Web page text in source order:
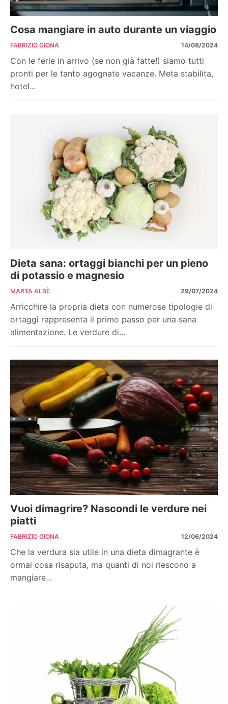
Cosa mangiare in auto durante un viaggio
FABRIZIO GIONA 14/08/2024
Con le ferie in arrivo (se non già fatte!) siamo tutti
pronti per le tanto agognate vacanze. Meta stabilita,
hotel...
Dieta sana: ortaggi bianchi per un pieno
di potassio e magnesio
MARTA ALBÈ 29/07/2024
Arricchire la propria dieta con numerose tipologie di
ortaggi rappresenta il primo passo per una sana
alimentazione. Le verdure di...
Vuoi dimagrire? Nascondi le verdure nei
piatti
FABRIZIO GIONA 12/06/2024
Che la verdura sia utile in una dieta dimagrante è
ormai cosa risaputa, ma quanti di noi riescono a
mangiare...